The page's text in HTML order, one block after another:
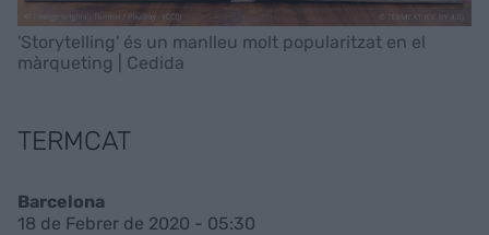
'Storytelling' és un manlleu molt popularitzat en el
màrqueting | Cedida
TERMCAT
Barcelona
18 de Febrer de 2020 - 05:30